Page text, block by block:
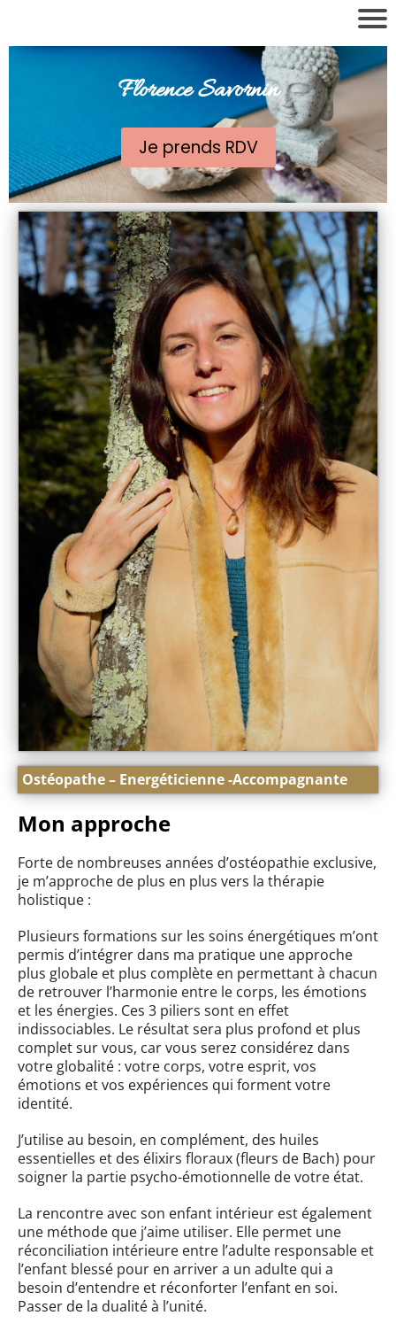
Florence Savornin
Je prends RDV
Ostéopathe – Energéticienne -Accompagnante
Mon approche
Forte de nombreuses années d’ostéopathie exclusive,
je m’approche de plus en plus vers la thérapie
holistique :
Plusieurs formations sur les soins énergétiques m’ont
permis d’intégrer dans ma pratique une approche
plus globale et plus complète en permettant à chacun
de retrouver l’harmonie entre le corps, les émotions
et les énergies. Ces 3 piliers sont en effet
indissociables. Le résultat sera plus profond et plus
complet sur vous, car vous serez considérez dans
votre globalité : votre corps, votre esprit, vos
émotions et vos expériences qui forment votre
identité.
J’utilise au besoin, en complément, des huiles
essentielles et des élixirs floraux (fleurs de Bach) pour
soigner la partie psycho-émotionnelle de votre état.
La rencontre avec son enfant intérieur est également
une méthode que j’aime utiliser. Elle permet une
réconciliation intérieure entre l’adulte responsable et
l’enfant blessé pour en arriver a un adulte qui a
besoin d’entendre et réconforter l’enfant en soi.
Passer de la dualité à l’unité.